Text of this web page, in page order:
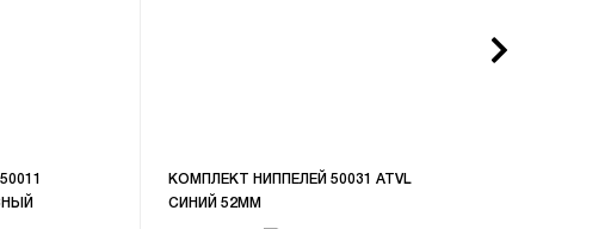
КОМПЛЕКТ НИППЕЛЕЙ 50031 ATVL
СИНИЙ 52MM